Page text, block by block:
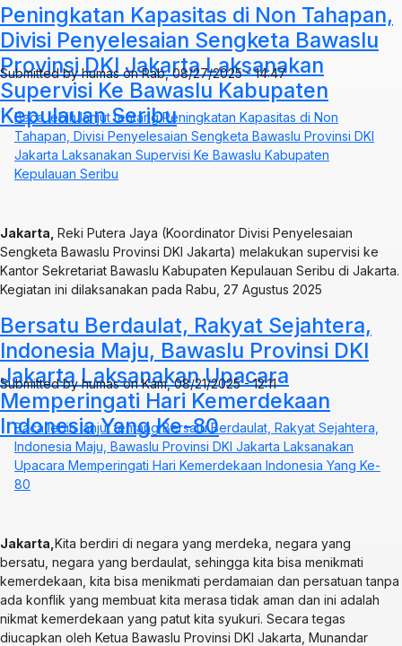
Peningkatan Kapasitas di Non Tahapan,
Divisi Penyelesaian Sengketa Bawaslu
Provinsi DKI Jakarta Laksanakan
Supervisi Ke Bawaslu Kabupaten
Kepulauan Seribu
Submitted byhumasonRab, 08/27/2025 - 14:47
Baca lebih lanjuttentang Peningkatan Kapasitas di Non
Tahapan, Divisi Penyelesaian Sengketa Bawaslu Provinsi DKI
Jakarta Laksanakan Supervisi Ke Bawaslu Kabupaten
Kepulauan Seribu
Jakarta, Reki Putera Jaya (Koordinator Divisi Penyelesaian
Sengketa Bawaslu Provinsi DKI Jakarta) melakukan supervisi ke
Kantor Sekretariat Bawaslu Kabupaten Kepulauan Seribu di Jakarta.
Kegiatan ini dilaksanakan pada Rabu, 27 Agustus 2025
Bersatu Berdaulat, Rakyat Sejahtera,
Indonesia Maju, Bawaslu Provinsi DKI
Jakarta Laksanakan Upacara
Memperingati Hari Kemerdekaan
Indonesia Yang Ke-80
Submitted byhumasonKam, 08/21/2025 - 12:11
Baca lebih lanjuttentang Bersatu Berdaulat, Rakyat Sejahtera,
Indonesia Maju, Bawaslu Provinsi DKI Jakarta Laksanakan
Upacara Memperingati Hari Kemerdekaan Indonesia Yang Ke-
80
Jakarta, Kita berdiri di negara yang merdeka, negara yang
bersatu, negara yang berdaulat, sehingga kita bisa menikmati
kemerdekaan, kita bisa menikmati perdamaian dan persatuan tanpa
ada konflik yang membuat kita merasa tidak aman dan ini adalah
nikmat kemerdekaan yang patut kita syukuri. Secara tegas
diucapkan oleh Ketua Bawaslu Provinsi DKI Jakarta, Munandar